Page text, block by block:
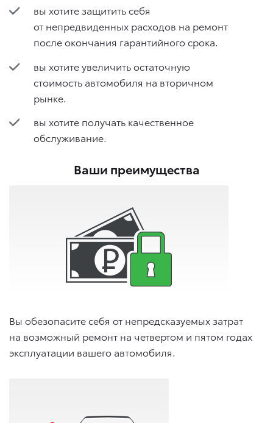
вы хотите защитить себя
от непредвиденных расходов на ремонт
после окончания гарантийного срока.
вы хотите увеличить остаточную
стоимость автомобиля на вторичном
рынке.
вы хотите получать качественное
обслуживание.
Ваши преимущества
Вы обезопасите себя от непредсказуемых затрат
на возможный ремонт на четвертом и пятом годах
эксплуатации вашего автомобиля.